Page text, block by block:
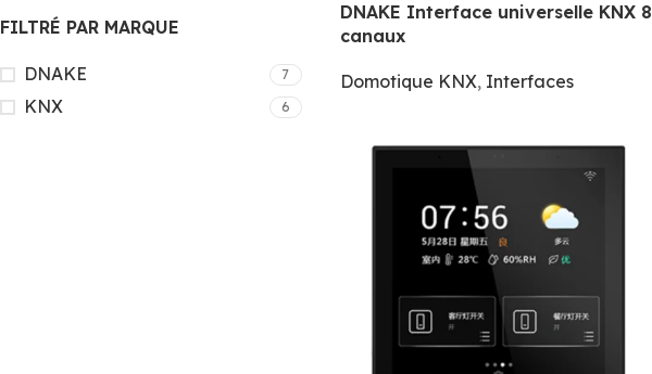
FILTRÉ PAR MARQUE
DNAKE 7
KNX 6
DNAKE Interface universelle KNX 8
canaux
Domotique KNX, Interfaces